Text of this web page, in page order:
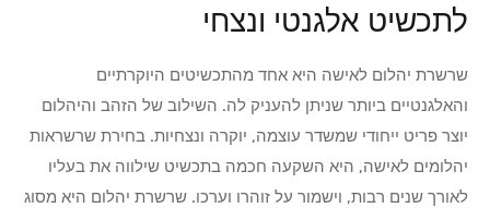
לתכשיט אלגנטי ונצחי
שרשרת יהלום לאישה היא אחד מהתכשיטים היוקרתיים
והאלגנטיים ביותר שניתן להעניק לה. השילוב של הזהב והיהלום
יוצר פריט ייחודי שמשדר עוצמה, יוקרה ונצחיות. בחירת שרשראות
יהלומים לאישה, היא השקעה חכמה בתכשיט שילווה את בעליו
לאורך שנים רבות, וישמור על זוהרו וערכו. שרשרת יהלום היא מסוג